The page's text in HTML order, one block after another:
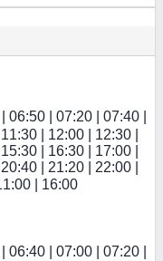
| 07:20 | 07:40 |
| 12:00 | 12:30 |
| 16:30 | 17:00 |
| 21:20 | 22:00 |
| 16:00
| 07:00 | 07:20 |